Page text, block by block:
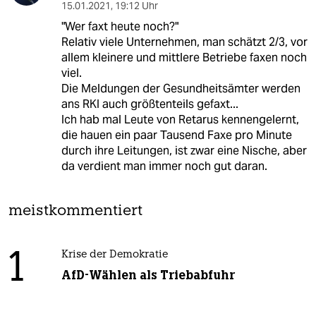
15.01.2021, 19:12 Uhr
"Wer faxt heute noch?"
Relativ viele Unternehmen, man schätzt 2/3, vor
allem kleinere und mittlere Betriebe faxen noch
viel.
Die Meldungen der Gesundheitsämter werden
ans RKI auch größtenteils gefaxt...
Ich hab mal Leute von Retarus kennengelernt,
die hauen ein paar Tausend Faxe pro Minute
durch ihre Leitungen, ist zwar eine Nische, aber
da verdient man immer noch gut daran.
meistkommentiert
1 Krise der Demokratie
AfD-Wählen als Triebabfuhr